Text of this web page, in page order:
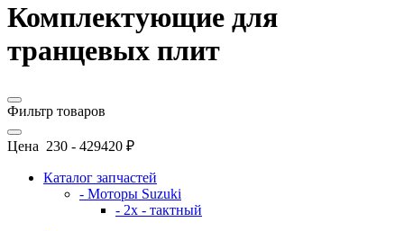
Комплектующие для
транцевых плит
Фильтр товаров
Цена 230 - 429420 ₽
Каталог запчастей
- Моторы Suzuki
- 2x - тактный